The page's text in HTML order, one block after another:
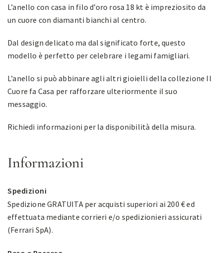
L’anello con casa in filo d’oro rosa 18 kt è impreziosito da
un cuore con diamanti bianchi al centro.
Dal design delicato ma dal significato forte, questo
modello è perfetto per celebrare i legami famigliari.
L’anello si può abbinare agli altri gioielli della collezione Il
Cuore fa Casa per rafforzare ulteriormente il suo
messaggio.
Richiedi informazioni per la disponibilità della misura.
Informazioni
Spedizioni
Spedizione GRATUITA per acquisti superiori ai 200 € ed
effettuata mediante corrieri e/o spedizionieri assicurati
(Ferrari SpA).